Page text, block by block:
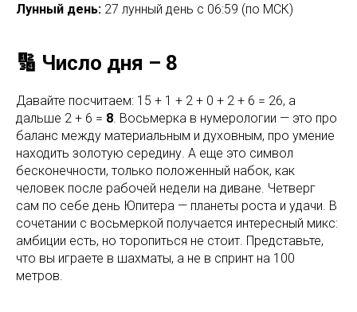
Лунный день: 27 лунный день с 06:59 (по МСК)
🔢 Число дня – 8
Давайте посчитаем: 15 + 1 + 2 + 0 + 2 + 6 = 26, а
дальше 2 + 6 = 8 . Восьмерка в нумерологии — это про
баланс между материальным и духовным, про умение
находить золотую середину. А еще это символ
бесконечности, только положенный набок, как
человек после рабочей недели на диване. Четверг
сам по себе день Юпитера — планеты роста и удачи. В
сочетании с восьмеркой получается интересный микс:
амбиции есть, но торопиться не стоит. Представьте,
что вы играете в шахматы, а не в спринт на 100
метров.